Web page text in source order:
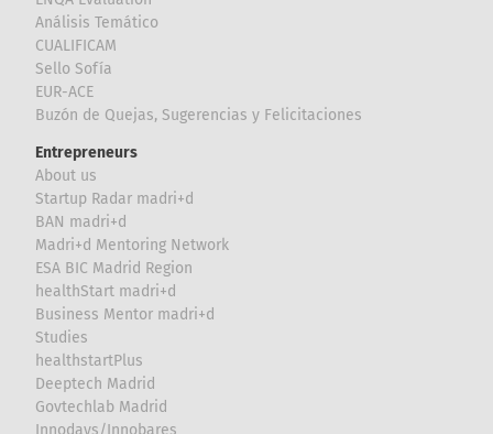
Análisis Temático
CUALIFICAM
Sello Sofía
EUR-ACE
Buzón de Quejas, Sugerencias y Felicitaciones
Entrepreneurs
About us
Startup Radar madri+d
BAN madri+d
Madri+d Mentoring Network
ESA BIC Madrid Region
healthStart madri+d
Business Mentor madri+d
Studies
healthstartPlus
Deeptech Madrid
Govtechlab Madrid